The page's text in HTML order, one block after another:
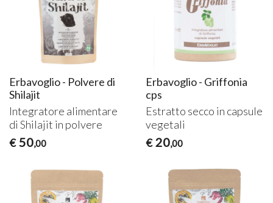
Erbavoglio - Polvere di
Shilajit
Integratore alimentare
di Shilajit in polvere
€ 50,00
Erbavoglio - Griffonia
cps
Estratto secco in capsule
vegetali
€ 20,00